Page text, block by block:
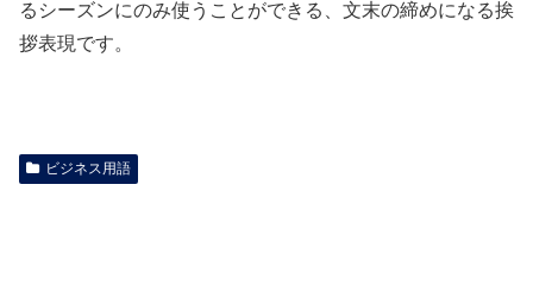
るシーズンにのみ使うことができる、文末の締めになる挨
拶表現です。
ビジネス用語